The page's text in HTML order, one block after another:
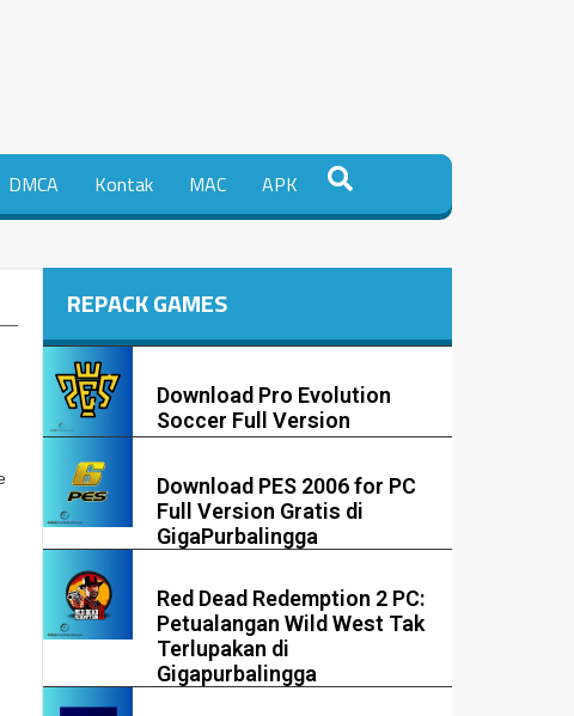
DMCA Kontak MAC APK
REPACK GAMES
Download Pro Evolution
Soccer Full Version
Download PES 2006 for PC
Full Version Gratis di
GigaPurbalingga
Red Dead Redemption 2 PC:
Petualangan Wild West Tak
Terlupakan di
Gigapurbalingga